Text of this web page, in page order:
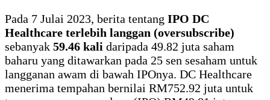
Pada 7 Julai 2023, berita tentang IPO DC
Healthcare terlebih langgan (oversubscribe)
sebanyak 59.46 kali daripada 49.82 juta saham
baharu yang ditawarkan pada 25 sen sesaham untuk
langganan awam di bawah IPOnya. DC Healthcare
menerima tempahan bernilai RM752.92 juta untuk